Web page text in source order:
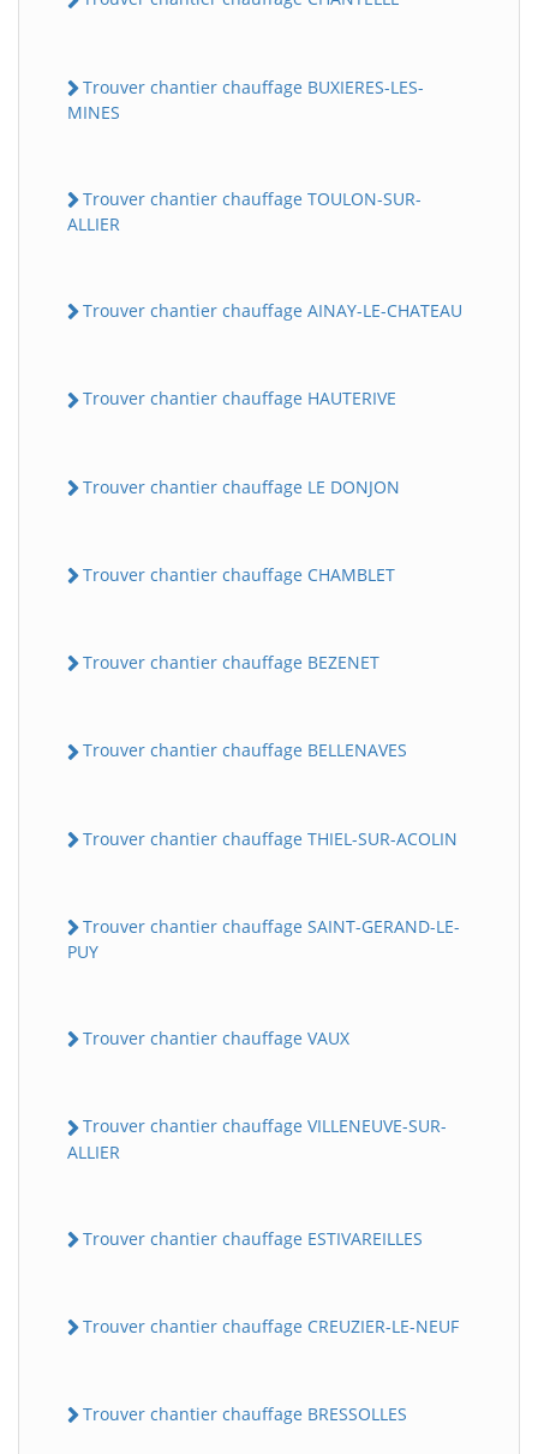
Trouver chantier chauffage BUXIERES-LES-
MINES
Trouver chantier chauffage TOULON-SUR-
ALLIER
Trouver chantier chauffage AINAY-LE-CHATEAU
Trouver chantier chauffage HAUTERIVE
Trouver chantier chauffage LE DONJON
Trouver chantier chauffage CHAMBLET
Trouver chantier chauffage BEZENET
Trouver chantier chauffage BELLENAVES
Trouver chantier chauffage THIEL-SUR-ACOLIN
Trouver chantier chauffage SAINT-GERAND-LE-
PUY
Trouver chantier chauffage VAUX
Trouver chantier chauffage VILLENEUVE-SUR-
ALLIER
Trouver chantier chauffage ESTIVAREILLES
Trouver chantier chauffage CREUZIER-LE-NEUF
Trouver chantier chauffage BRESSOLLES